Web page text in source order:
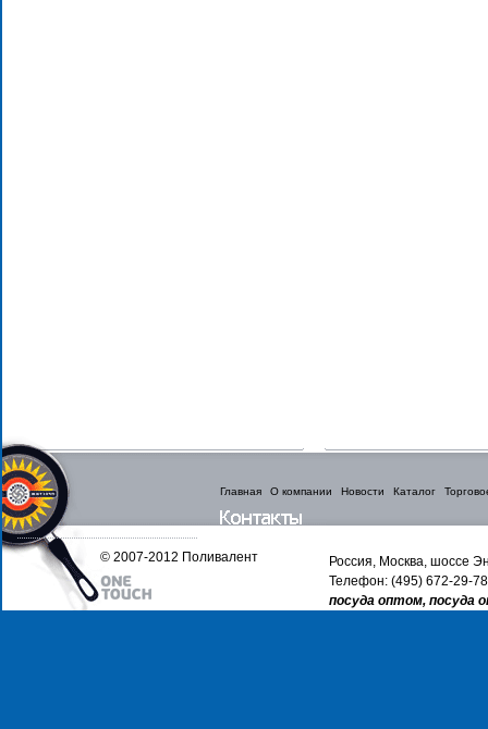
Главная О компании Новости Каталог
Россия, Москва, шоссе
Телефон: (495) 672-29-
посуда оптом, посуда
© 2007-2012 Поливалент